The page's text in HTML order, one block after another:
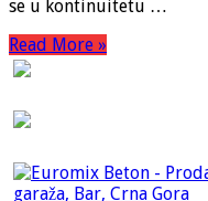
se u kontinuitetu …
Read More »